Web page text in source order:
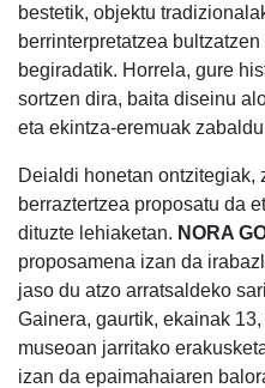
bestetik, objektu
berrinterpretatzea
begiradatik. Horrela, gure
sortzen dira, baita diseinu
eta ekintza-eremuak
Deialdi honetan ontzitegiak,
berraztertzea proposatu da
dituzte lehiaketan. NORA
proposamena izan da
jaso du atzo arratsaldeko
Gainera, gaurtik, ekainak
museoan jarritako
izan da epaimahaiaren